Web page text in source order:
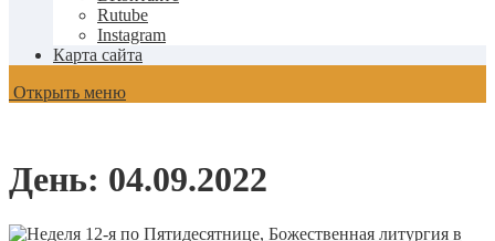
Rutube
Instagram
Карта сайта
Открыть меню
День: 04.09.2022